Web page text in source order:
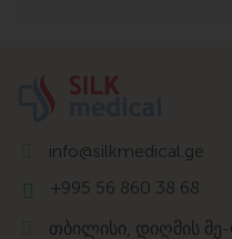
info@silkmedical.ge
+995 56 860 38 68
თბილისი, დიღმის